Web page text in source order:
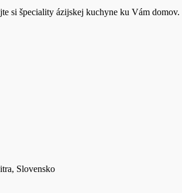
si špeciality ázijskej kuchyne ku Vám domov.
Slovensko